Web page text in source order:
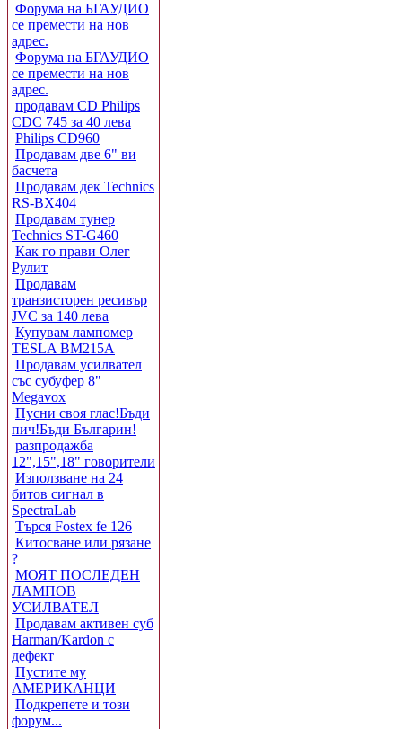
Форума на БГАУДИО
се премести на нов
адрес.
Форума на БГАУДИО
се премести на нов
адрес.
продавам CD Philips
CDC 745 за 40 лева
Philips CD960
Продавам две 6" ви
басчета
Продавам дек Technics
RS-BX404
Продавам тунер
Technics ST-G460
Как го прави Олег
Рулит
Продавам
транзисторен ресивър
JVC за 140 лева
Купувам лампомер
TESLA BM215A
Продавам усилвател
със субуфер 8"
Megavox
Пусни своя глас!Бъди
пич!Бъди Българин!
разпродажба
12",15",18" говорители
Използване на 24
битов сигнал в
SpectraLab
Търся Fostex fe 126
Китосване или рязане
?
МОЯТ ПОСЛЕДЕН
ЛАМПОВ
УСИЛВАТЕЛ
Продавам активен суб
Harman/Kardon с
дефект
Пустите му
АМЕРИКАНЦИ
Подкрепете и този
форум...